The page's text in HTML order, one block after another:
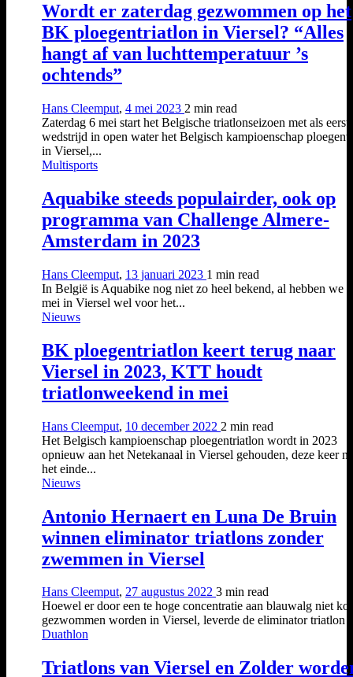
Wordt er zaterdag gezwommen op het
BK ploegentriatlon in Viersel? “Alles
hangt af van luchttemperatuur ’s
ochtends”
Hans Cleemput, 4 mei 2023 2 min read
Zaterdag 6 mei start het Belgische triatlonseizoen met als
wedstrijd in open water het Belgisch kampioenschap
in Viersel,...
Multisports
Aquabike steeds populairder, ook op
programma van Challenge Almere-
Amsterdam in 2023
Hans Cleemput, 13 januari 2023 1 min read
In België is Aquabike nog niet zo heel bekend, al hebben we
mei in Viersel wel voor het...
Nieuws
BK ploegentriatlon keert terug naar
Viersel in 2023, KTT houdt
triatlonweekend in mei
Hans Cleemput, 10 december 2022 2 min read
Het Belgisch kampioenschap ploegentriatlon wordt in 2023
opnieuw aan het Netekanaal in Viersel gehouden, deze keer
het einde...
Nieuws
Antonio Hernaert en Luna De Bruin
winnen eliminator triatlons zonder
zwemmen in Viersel
Hans Cleemput, 27 augustus 2022 3 min read
Hoewel er door een te hoge concentratie aan blauwalg niet
gezwommen worden in Viersel, leverde de eliminator triatlon
Duathlon
Triatlons van Viersel en Zolder